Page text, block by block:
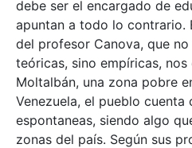
debe ser el encargado de
apuntan a todo lo contrario.
del profesor Canova, que
teóricas, sino empíricas,
Moltalbán, una zona pobre
Venezuela, el pueblo
espontaneas, siendo algo
zonas del país. Según sus